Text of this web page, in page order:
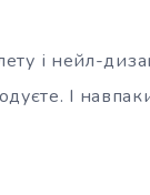
і нейл-
І